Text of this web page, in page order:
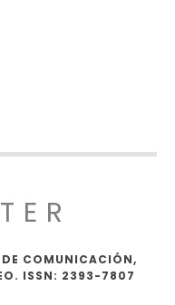
COMUNICACIÓN,
ISSN: 2393-7807